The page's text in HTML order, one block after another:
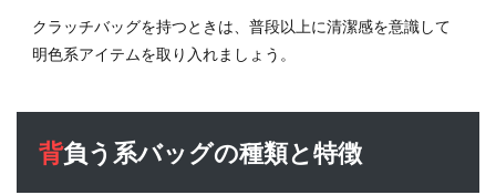
クラッチバッグを持つときは、普段以上に清潔感を意識して
明色系アイテムを取り入れましょう。
背負う系バッグの種類と特徴